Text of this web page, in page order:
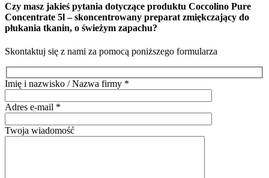
Czy masz jakieś pytania dotyczące produktu Coccolino Pure
Concentrate 5l – skoncentrowany preparat zmiękczający do
płukania tkanin, o świeżym zapachu?
Skontaktuj się z nami za pomocą poniższego formularza
Imię i nazwisko / Nazwa firmy *
Adres e-mail *
Twoja wiadomość